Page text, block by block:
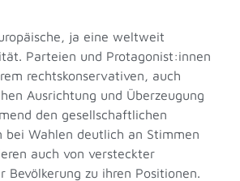
ja eine weltweit
Parteien und Protagonist:innen
rechtskonservativen, auch
Ausrichtung und Überzeugung
den gesellschaftlichen
bei Wahlen deutlich an Stimmen
auch von versteckter
Bevölkerung zu ihren Positionen.